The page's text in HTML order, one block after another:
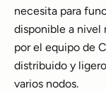
necesita para
disponible a nivel
por el equipo de
distribuido y
varios nodos.